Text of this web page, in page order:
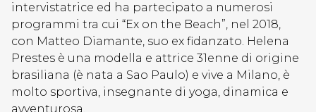
intervistatrice ed ha partecipato a numerosi
programmi tra cui “Ex on the Beach”, nel 2018,
con Matteo Diamante, suo ex fidanzato. Helena
Prestes è una modella e attrice 31enne di origine
brasiliana (è nata a Sao Paulo) e vive a Milano, è
molto sportiva, insegnante di yoga, dinamica e
avventurosa.